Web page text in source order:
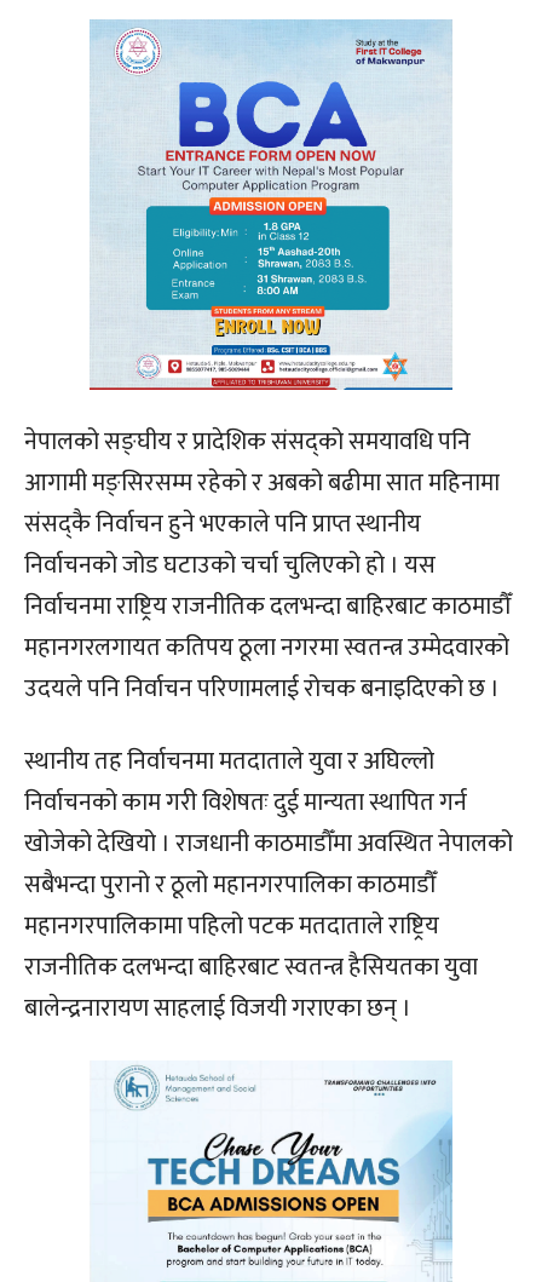
नेपालको सङ्घीय र प्रादेशिक संसद्को समयावधि पनि
आगामी मङ्सिरसम्म रहेको र अबको बढीमा सात महिनामा
संसद्कै निर्वाचन हुने भएकाले पनि प्राप्त स्थानीय
निर्वाचनको जोड घटाउको चर्चा चुलिएको हो । यस
निर्वाचनमा राष्ट्रिय राजनीतिक दलभन्दा बाहिरबाट काठमाडौँ
महानगरलगायत कतिपय ठूला नगरमा स्वतन्त्र उम्मेदवारको
उदयले पनि निर्वाचन परिणामलाई रोचक बनाइदिएको छ ।
स्थानीय तह निर्वाचनमा मतदाताले युवा र अघिल्लो
निर्वाचनको काम गरी विशेषतः दुई मान्यता स्थापित गर्न
खोजेको देखियो । राजधानी काठमाडौँमा अवस्थित नेपालको
सबैभन्दा पुरानो र ठूलो महानगरपालिका काठमाडौँ
महानगरपालिकामा पहिलो पटक मतदाताले राष्ट्रिय
राजनीतिक दलभन्दा बाहिरबाट स्वतन्त्र हैसियतका युवा
बालेन्द्रनारायण साहलाई विजयी गराएका छन् ।